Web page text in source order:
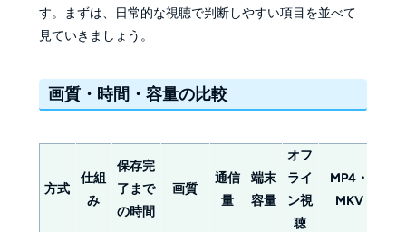
す。まずは、日常的な視聴で判断しやすい項目を並べて
見ていきましょう。
画質・時間・容量の比較
方式
仕組
み
保存完
了まで
の時間
画質
通信
量
端末
容量
オフ
ライ
ン視
聴
MP4・
MKV